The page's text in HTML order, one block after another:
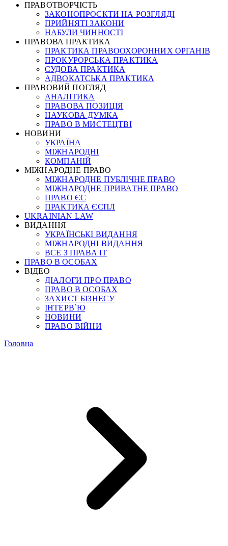
ПРАВОТВОРЧІСТЬ
ЗАКОНОПРОЄКТИ НА РОЗГЛЯДІ
ПРИЙНЯТІ ЗАКОНИ
НАБУЛИ ЧИННОСТІ
ПРАВОВА ПРАКТИКА
ПРАКТИКА ПРАВООХОРОННИХ ОРГАНІВ
ПРОКУРОРСЬКА ПРАКТИКА
СУДОВА ПРАКТИКА
АДВОКАТСЬКА ПРАКТИКА
ПРАВОВИЙ ПОГЛЯД
АНАЛІТИКА
ПРАВОВА ПОЗИЦІЯ
НАУКОВА ДУМКА
ПРАВО В МИСТЕЦТВІ
НОВИНИ
УКРАЇНА
МІЖНАРОДНІ
КОМПАНІЙ
МІЖНАРОДНЕ ПРАВО
МІЖНАРОДНЕ ПУБЛІЧНЕ ПРАВО
МІЖНАРОДНЕ ПРИВАТНЕ ПРАВО
ПРАВО ЄС
ПРАКТИКА ЄСПЛ
UKRAINIAN LAW
ВИДАННЯ
УКРАЇНСЬКІ ВИДАННЯ
МІЖНАРОДНІ ВИДАННЯ
ВСЕ З ПРАВА ІТ
ПРАВО В ОСОБАХ
ВІДЕО
ДІАЛОГИ ПРО ПРАВО
ПРАВО В ОСОБАХ
ЗАХИСТ БІЗНЕСУ
ІНТЕРВ`Ю
НОВИНИ
ПРАВО ВІЙНИ
Головна